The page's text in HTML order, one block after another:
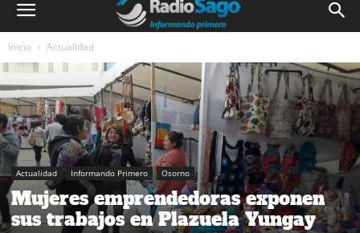
Inicio Actualidad
Actualidad Informando Primero Osorno
Mujeres emprendedoras exponen
sus trabajos en Plazuela Yungay